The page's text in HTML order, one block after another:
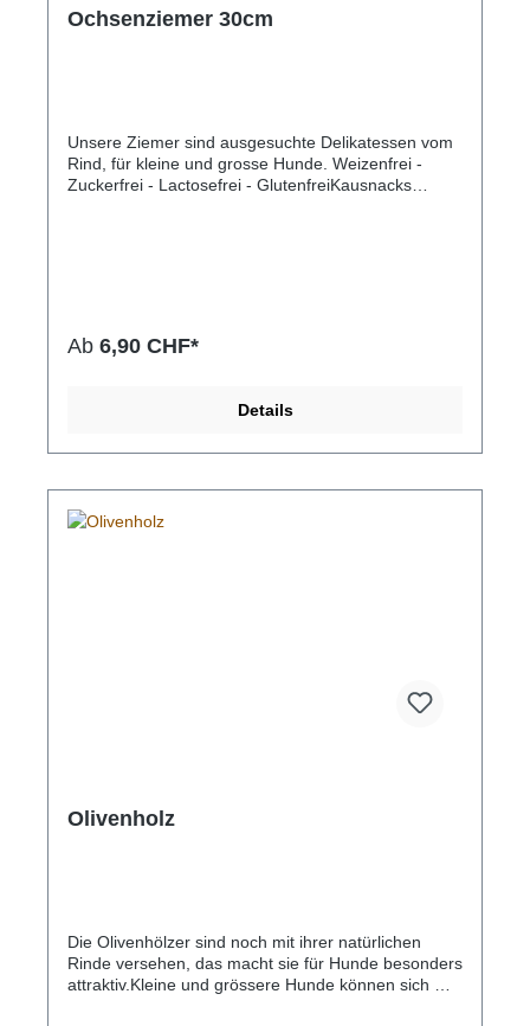
Ochsenziemer 30cm
Unsere Ziemer sind ausgesuchte Delikatessen vom
Rind, für kleine und grosse Hunde. Weizenfrei -
Zuckerfrei - Lactosefrei - GlutenfreiKausnacks
Ab 6,90 CHF*
Details
Olivenholz
Die Olivenhölzer sind noch mit ihrer natürlichen
Rinde versehen, das macht sie für Hunde besonders
attraktiv.Kleine und grössere Hunde können sich mit